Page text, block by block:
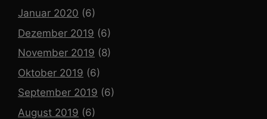
Januar 2020 (6)
Dezember 2019 (6)
November 2019 (8)
Oktober 2019 (6)
September 2019 (6)
August 2019 (6)